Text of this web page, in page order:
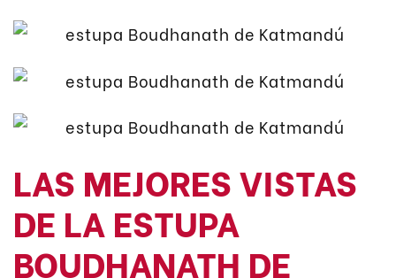
LAS MEJORES VISTAS
DE LA ESTUPA
BOUDHANATH DE